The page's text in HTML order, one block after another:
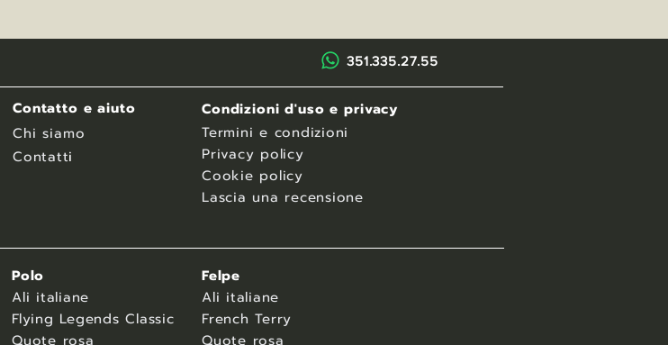
351.335.27.55
Contatto e aiuto
Chi siamo
Contatti
Condizioni d'uso e privacy
Termini e condizioni
Privacy policy
Cookie policy
Lascia una recensione
Polo
Ali italiane
Flying Legends Classic
Quote rosa
Felpe
Ali italiane
French Terry
Quote rosa